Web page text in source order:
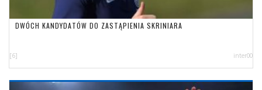
DWÓCH KANDYDATÓW DO ZASTĄPIENIA SKRINIARA
[6] inter00